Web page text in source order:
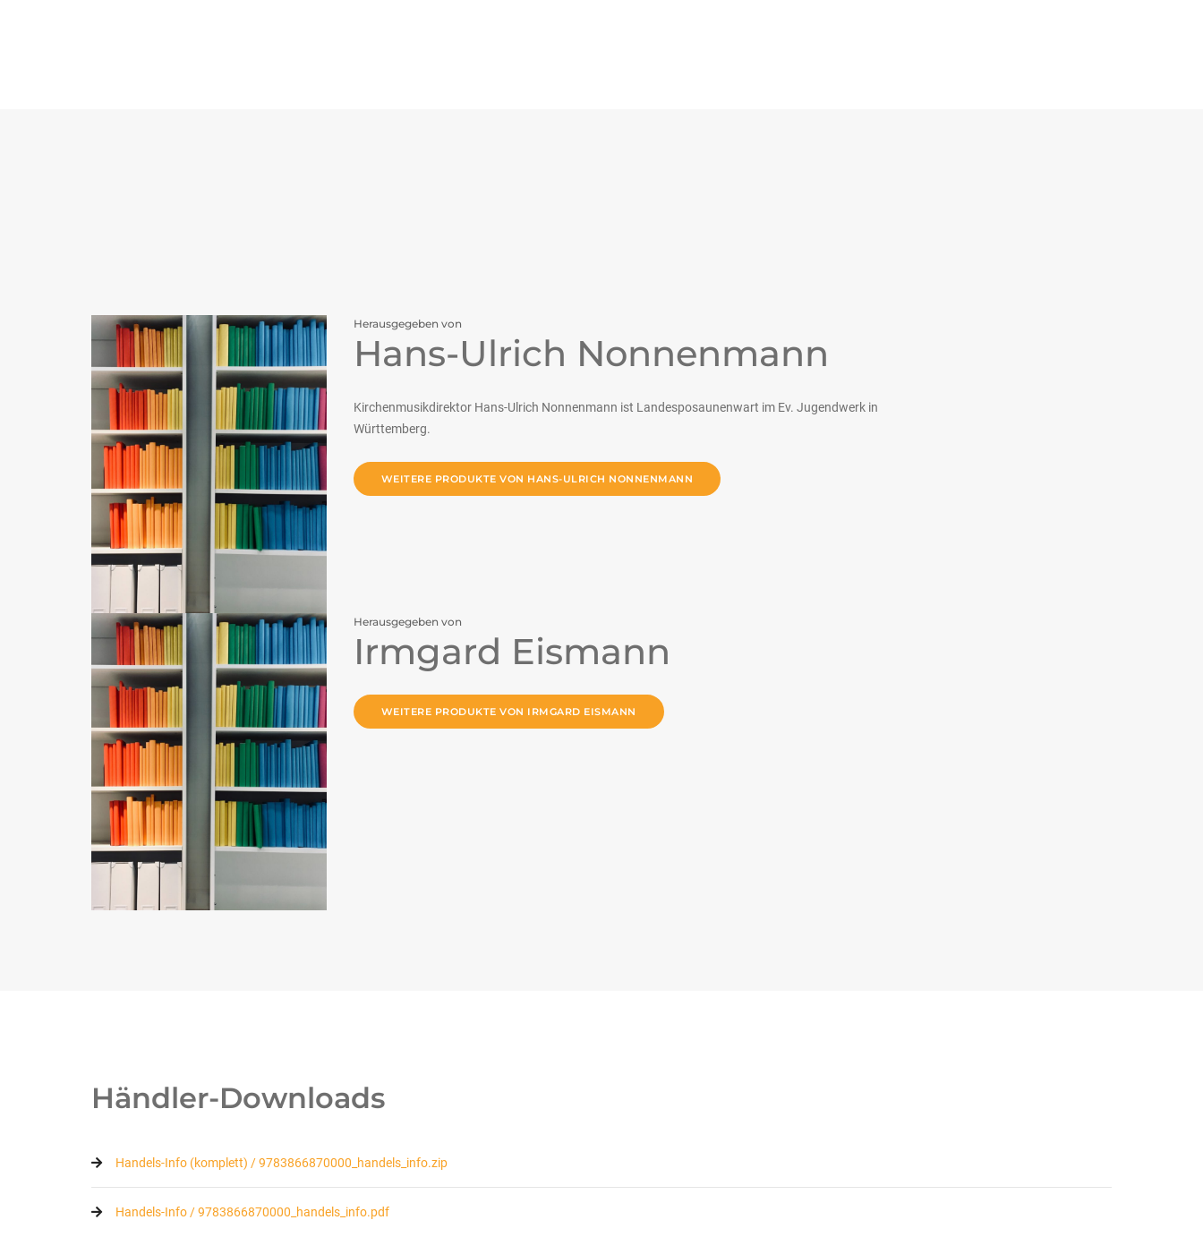
Herausgegeben von
Hans-Ulrich Nonnenmann
Kirchenmusikdirektor Hans-Ulrich Nonnenmann ist Landesposaunenwart im Ev. Jugendwerk in
Württemberg.
WEITERE PRODUKTE VON HANS-ULRICH NONNENMANN
Herausgegeben von
Irmgard Eismann
WEITERE PRODUKTE VON IRMGARD EISMANN
Händler-Downloads
Handels-Info (komplett) / 9783866870000_handels_info.zip
Handels-Info / 9783866870000_handels_info.pdf